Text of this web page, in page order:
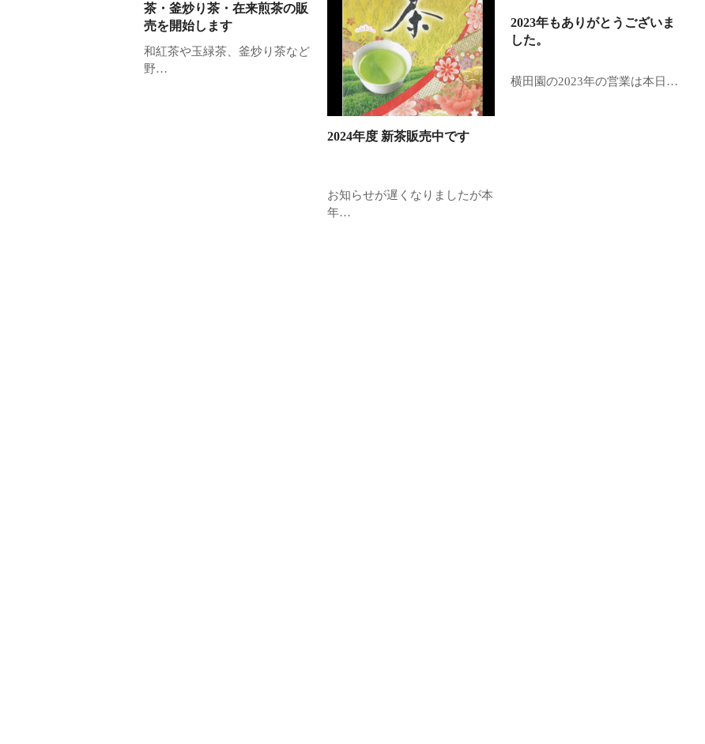
茶・釜炒り茶・在来煎茶の販
売を開始します
和紅茶や玉緑茶、釜炒り茶など
野…
2024年度 新茶販売中です
お知らせが遅くなりましたが本
年…
2023年もありがとうございま
した。
横田園の2023年の営業は本日…